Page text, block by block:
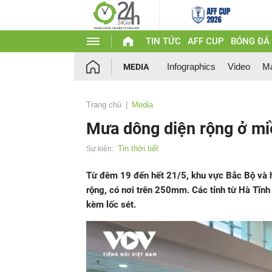
TIN TỨC AFF CUP BÓNG ĐÁ
MEDIA Infographics Video
Trang chủ Media
Mưa dông diện rộng ở
Sự kiện: Tin thời tiết
Từ đêm 19 đến hết 21/5, khu vực Bắc Bộ và
rộng, có nơi trên 250mm. Các tỉnh từ Hà
kèm lốc sét.